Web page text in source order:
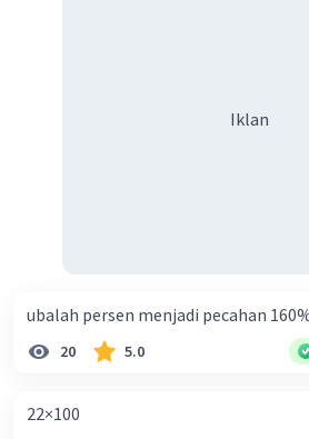
Iklan
ubalah persen menjadi pecahan
20 5.0
22×100